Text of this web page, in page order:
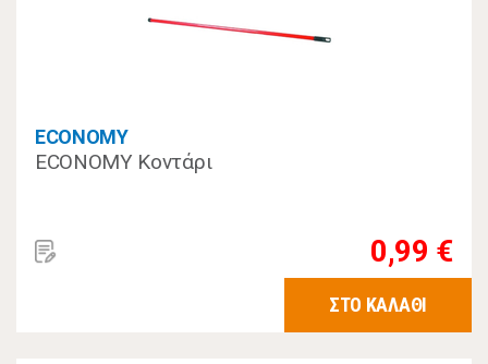
ECONOMY
ECONOMY Κοντάρι
0,99 €
ΣΤΟ ΚΑΛΑΘΙ